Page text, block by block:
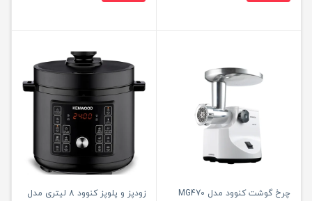
چرخ گوشت کنوود مدل MG470
زودپز و پلوپز کنوود 8 لیتری مدل